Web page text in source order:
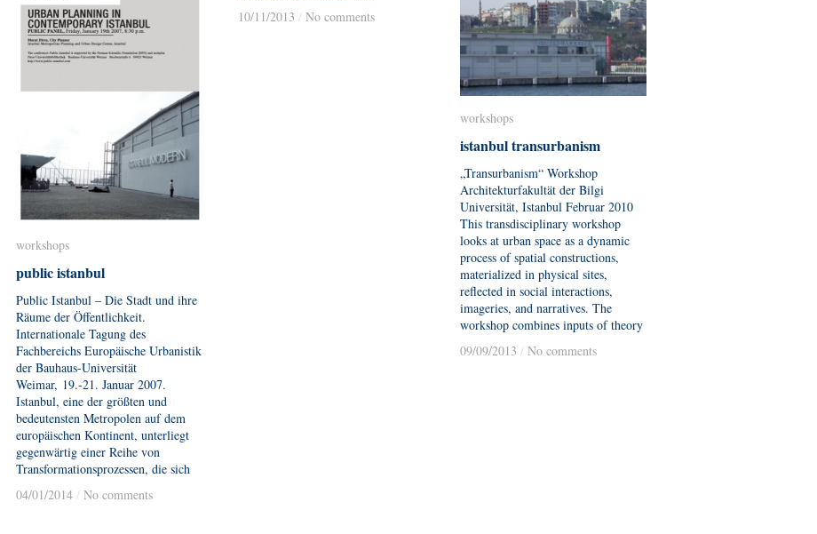
10/11/2013 / No comments
10/11/2013 / No comments
workshops
istanbul transurbanism
„Transurbanism“ Workshop
Architekturfakultät der Bilgi
Universität, Istanbul Februar 2010
This transdisciplinary workshop
looks at urban space as a dynamic
process of spatial constructions,
materialized in physical sites,
reflected in social interactions,
imageries, and narratives. The
workshop combines inputs of theory
09/09/2013 / No comments
workshops
istanbul transurbanism
09/09/2013 / No comments
workshops
public istanbul
Public Istanbul – Die Stadt und ihre
Räume der Öffentlichkeit.
Internationale Tagung des
Fachbereichs Europäische Urbanistik
der Bauhaus-Universität
Weimar, 19.-21. Januar 2007.
Istanbul, eine der größten und
bedeutensten Metropolen auf dem
europäischen Kontinent, unterliegt
gegenwärtig einer Reihe von
Transformationsprozessen, die sich
04/01/2014 / No comments
workshops
public istanbul
04/01/2014 / No comments